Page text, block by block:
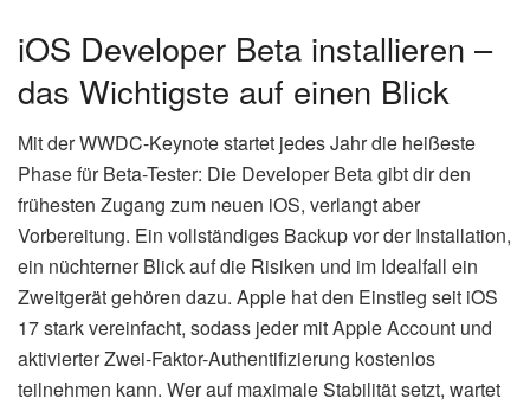
iOS Developer Beta installieren –
das Wichtigste auf einen Blick
Mit der WWDC-Keynote startet jedes Jahr die heißeste
Phase für Beta-Tester: Die Developer Beta gibt dir den
frühesten Zugang zum neuen iOS, verlangt aber
Vorbereitung. Ein vollständiges Backup vor der Installation,
ein nüchterner Blick auf die Risiken und im Idealfall ein
Zweitgerät gehören dazu. Apple hat den Einstieg seit iOS
17 stark vereinfacht, sodass jeder mit Apple Account und
aktivierter Zwei-Faktor-Authentifizierung kostenlos
teilnehmen kann. Wer auf maximale Stabilität setzt, wartet